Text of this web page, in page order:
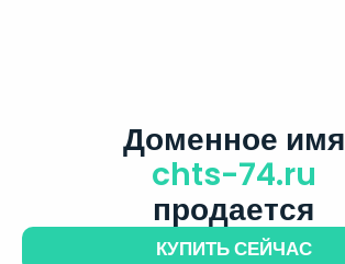
Доменное имя
chts-74.ru
продается
КУПИТЬ СЕЙЧАС